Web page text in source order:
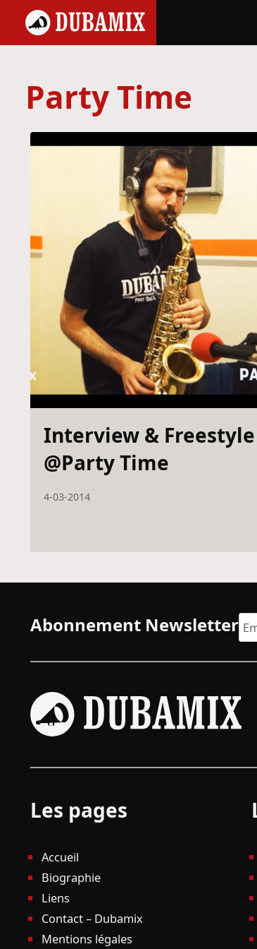
Party Time
Interview & Freestyle
@Party Time
4-03-2014
Abonnement Newsletter
Les pages
Accueil
Biographie
Liens
Contact – Dubamix
Mentions légales